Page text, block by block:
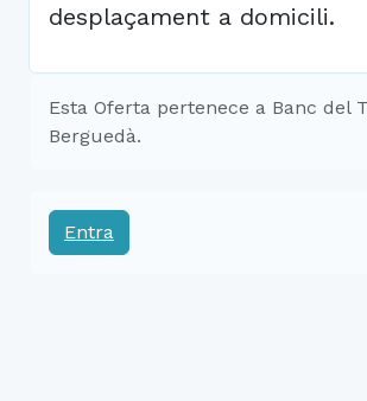
desplaçament a domicili.
Esta Oferta pertenece a Banc del
Berguedà.
Entra